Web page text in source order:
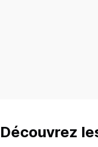
Découvrez